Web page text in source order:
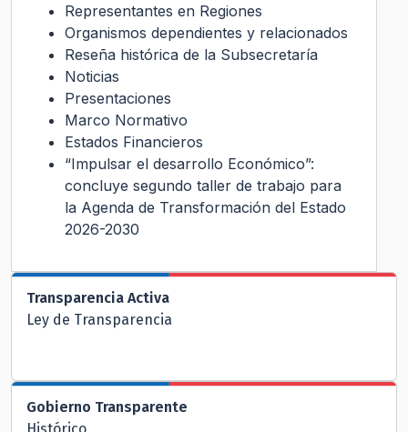
Representantes en Regiones
Organismos dependientes y relacionados
Reseña histórica de la Subsecretaría
Noticias
Presentaciones
Marco Normativo
Estados Financieros
“Impulsar el desarrollo Económico”:
concluye segundo taller de trabajo para
la Agenda de Transformación del Estado
2026-2030
Transparencia Activa
Ley de Transparencia
Gobierno Transparente